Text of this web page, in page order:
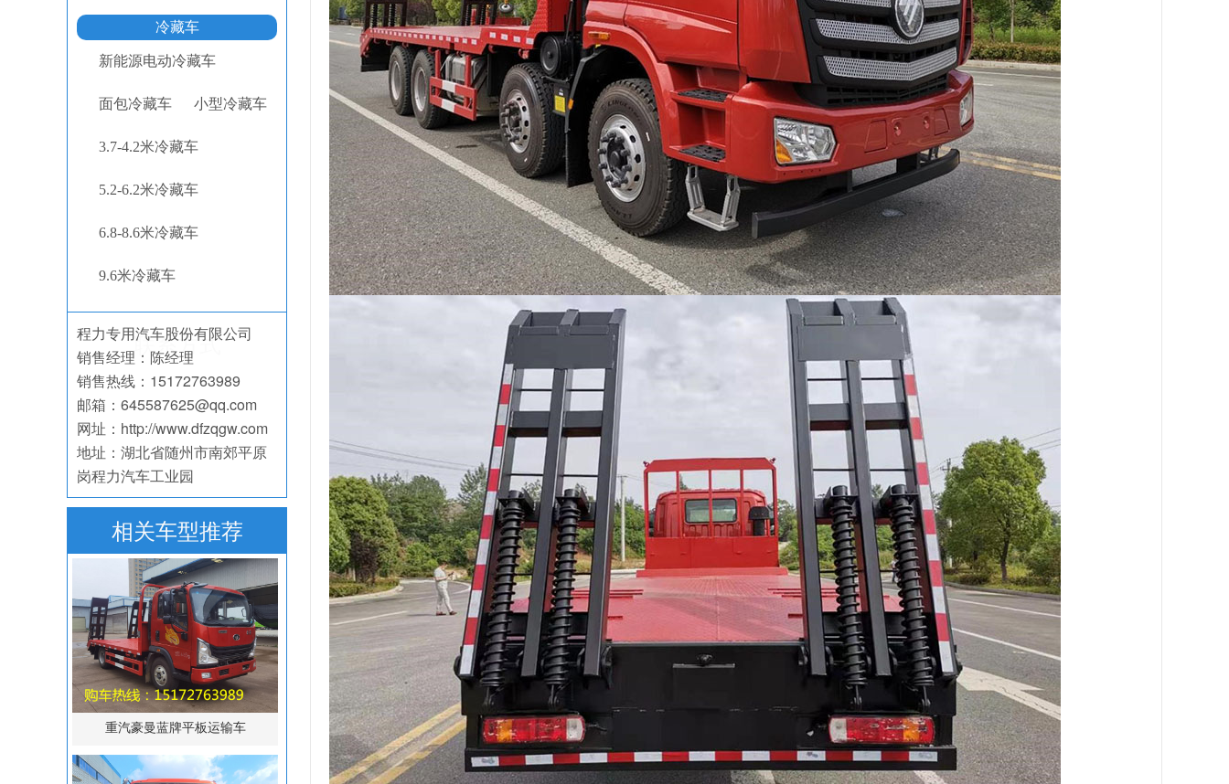
冷藏车
新能源电动冷藏车
面包冷藏车 小型冷藏车
3.7-4.2米冷藏车
5.2-6.2米冷藏车
6.8-8.6米冷藏车
9.6米冷藏车
联系方式
程力专用汽车股份有限公司
销售经理：陈经理
销售热线：15172763989
邮箱：645587625@qq.com
网址：http://www.dfzqgw.com
地址：湖北省随州市南郊平原
岗程力汽车工业园
相关车型推荐
重汽豪曼蓝牌平板运输车